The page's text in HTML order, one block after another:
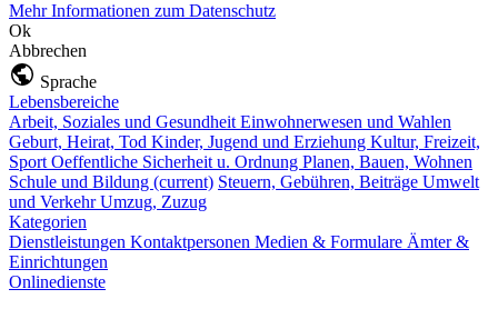
Mehr Informationen zum Datenschutz
Ok
Abbrechen
Sprache
Lebensbereiche
Arbeit, Soziales und Gesundheit Einwohnerwesen und Wahlen
Geburt, Heirat, Tod Kinder, Jugend und Erziehung Kultur, Freizeit,
Sport Oeffentliche Sicherheit u. Ordnung Planen, Bauen, Wohnen
Schule und Bildung (current) Steuern, Gebühren, Beiträge Umwelt
und VerkehrUmzug, Zuzug
Kategorien
Dienstleistungen Kontaktpersonen Medien & Formulare Ämter &
Einrichtungen
Onlinedienste